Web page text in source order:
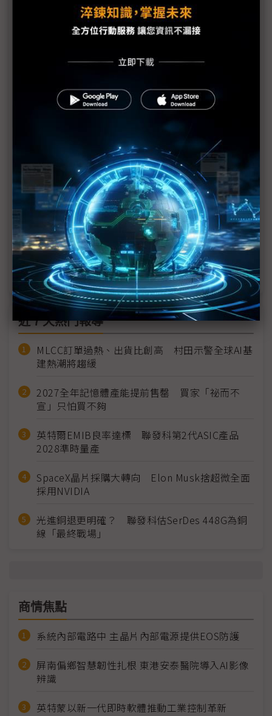
美光CEO：記憶體緊俏至2022 1α製程DRAM、176
層NAND量產首度雙領先
高階PC DIY逆勢成長 下半年僅憂唯一變數
NXP攜手台積16奈米製程 S32系列車用處理器啟動
加速無紙化 ViewSonic首推桌上型多重身分認證系
準時2021報到 英特爾10奈米Alder Lake處理器送樣
客戶中
1 2 >>
近７天熱門報導
MLCC訂單過熱、出貨比創高 村田示警全球AI基
建熱潮將趨緩
2027全年記憶體產能提前售罄 買家「祕而不
宣」只怕買不夠
英特爾EMIB良率達標 聯發科第2代ASIC產品
2028準時量產
SpaceX晶片採購大轉向 Elon Musk捨超微全面
採用NVIDIA
光進銅退更明確？ 聯發科估SerDes 448G為銅
線「最終戰場」
商情焦點
系統內部電路中 主晶片內部電源提供EOS防護
屏南偏鄉智慧韌性扎根 東港安泰醫院導入AI影像
辨識
英特蒙以新一代即時軟體推動工業控制革新